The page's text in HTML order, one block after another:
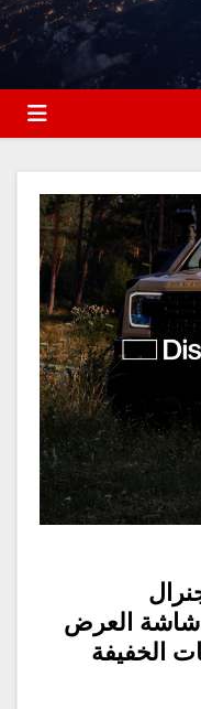
شاشة العرض
الخفيفة